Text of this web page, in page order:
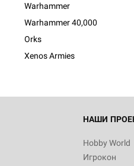
Warhammer
Warhammer 40,000
Orks
Xenos Armies
НАШИ
Hobby World
Игрокон